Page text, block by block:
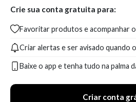
Crie sua conta gratuita para:
Favoritar produtos e acompanhar
Criar alertas e ser avisado quando
Baixe o app e tenha tudo na palma
Criar conta